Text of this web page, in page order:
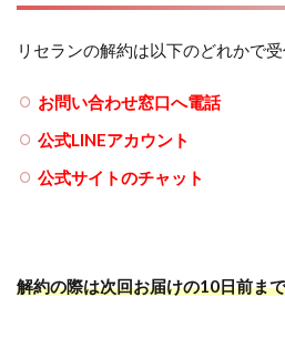
リセランの解約は以下のどれかで受
お問い合わせ窓口へ電話
公式LINEアカウント
公式サイトのチャット
解約の際は次回お届けの10日前ま